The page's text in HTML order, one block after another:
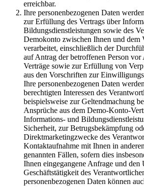
erreichbar.
Ihre personenbezogenen Daten
zur Erfüllung des Vertrags über
Bildungsdienstleistungen sowie des
Demokonto zwischen Ihnen und dem
verarbeitet, einschließlich der
auf Antrag der betroffenen Person vor
Verträge sowie zur Erfüllung von
aus den Vorschriften zur
Ihre personenbezogenen Daten
berechtigten Interessen des
beispielsweise zur Geltendmachung
Ansprüche aus dem Demo-Konto-
Informations- und
Sicherheit, zur Betrugsbekämpfung
Direktmarketingzwecke des
Kontaktaufnahme mit Ihnen in
genannten Fällen, sofern dies
Ihnen eingegangene Anfrage und den
Geschäftstätigkeit des
personenbezogenen Daten können